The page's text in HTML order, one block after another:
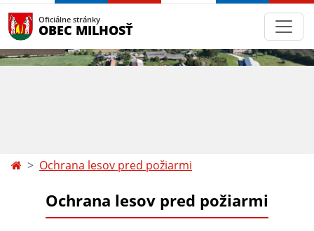
Oficiálne stránky
OBEC MILHOSŤ
Ochrana lesov pred požiarmi
Ochrana lesov pred požiarmi